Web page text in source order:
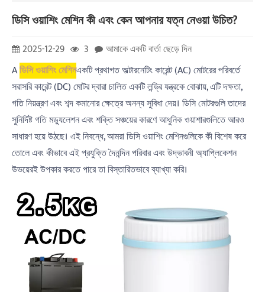
ডিসি ওয়াশিং মেশিন কী এবং কেন আপনার যত্ন নেওয়া উচিত?
2025-12-29 3
আমাকে একটি বার্তা ছেড়ে দিন
Aডিসি ওয়াশিং মেশিনএকটি প্রথাগত অল্টারনেটিং কারেন্ট (AC) মোটরের পরিবর্তে
সরাসরি কারেন্ট (DC) মোটর দ্বারা চালিত একটি লন্ড্রি যন্ত্রকে বোঝায়, এটি দক্ষতা,
গতি নিয়ন্ত্রণ এবং শব্দ কমানোর ক্ষেত্রে অনন্য সুবিধা দেয়। ডিসি মোটরগুলি তাদের
সুনির্দিষ্ট গতি মড্যুলেশন এবং শক্তি সঞ্চয়ের কারণে আধুনিক ওয়াশারগুলিতে আরও
সাধারণ হয়ে উঠছে। এই নিবন্ধে, আমরা ডিসি ওয়াশিং মেশিনগুলিকে কী বিশেষ করে
তোলে এবং কীভাবে এই প্রযুক্তি দৈনন্দিন পরিবার এবং উদ্ভাবনী অ্যাপ্লিকেশন
উভয়েরই উপকার করতে পারে তা বিস্তারিতভাবে ব্যাখ্যা করি।